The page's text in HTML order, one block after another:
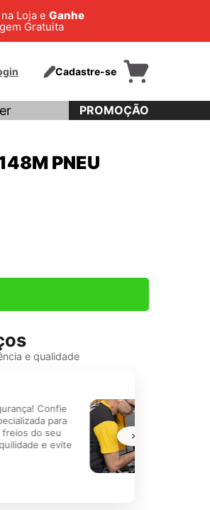
Loja eGanhe
Gratuita
Cadastre-se
PROMOÇÃO
PNEU
e qualidade
o motor do seu carro e
o desempenho máximo.
de óleo profissional para um
impecável.